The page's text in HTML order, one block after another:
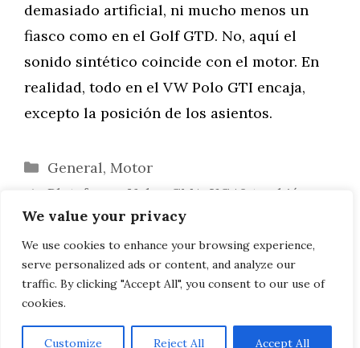
We value your privacy
We use cookies to enhance your browsing experience,
serve personalized ads or content, and analyze our
traffic. By clicking "Accept All", you consent to our use of
cookies.
Customize Reject All Accept All
demasiado artificial, ni mucho menos un
fiasco como en el Golf GTD. No, aquí el
sonido sintético coincide con el motor. En
realidad, todo en el VW Polo GTI encaja,
excepto la posición de los asientos.
Categorías
General, Motor
Plataforma Volvo CMA: XC40 también
como híbrido enchufable
Prueba Volvo XC90 D4: Potencia
suficiente en un sueco